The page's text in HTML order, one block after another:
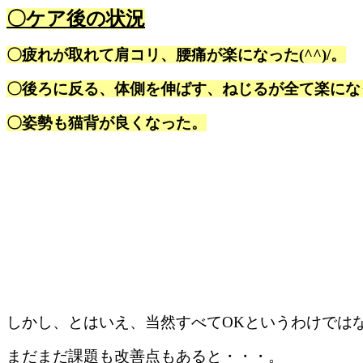
〇ケア後の状況
〇疲れが取れて肩コリ、腰痛が楽になった(^^)/。
〇後ろに反る、体側を伸ばす、ねじるが全て楽にな
〇姿勢も猫背が良くなった。
しかし、とはいえ、当然すべてOKというわけでは
まだまだ課題も改善点もあると・・・。